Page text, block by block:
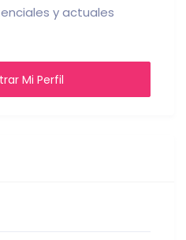
y actuales
Mi Perfil